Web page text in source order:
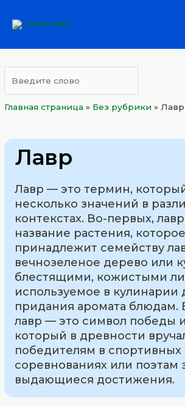
Главная страница » Без рубрики » Лавр
Лавр
Лавр — это термин,
несколько значений в
контекстах. Во-первых,
название растения, которое
принадлежит семейству
вечнозеленое дерево или
блестящими, кожистыми
используемое в кулинарии
придания аромата блюдам.
лавр — это символ победы
который в древности
победителям в спортивных
соревнованиях или поэтам
выдающиеся достижения.